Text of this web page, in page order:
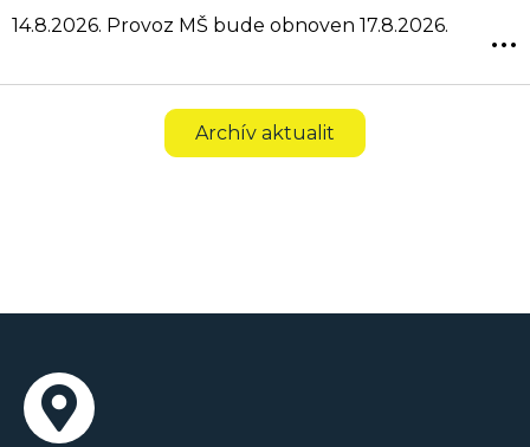
14.8.2026. Provoz MŠ bude obnoven 17.8.2026.
...
Archív aktualit